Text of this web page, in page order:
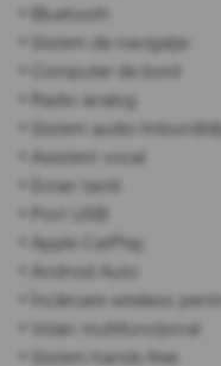
• Bluetooth
• Sistem de navigație
• Computer de bord
• Radio analog
• Sistem audio
• Asistent vocal
• Ecran tactil
• Port USB
• Apple CarPlay
• Android Auto
• Încărcare wireless
• Volan multifuncțional
• Sistem hands-free